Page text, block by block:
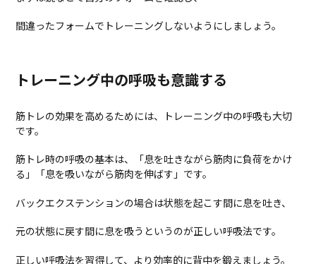
間違ったフォームでトレーニングしないようにしましょう。
トレーニング中の呼吸も意識する
筋トレの効果を高めるためには、トレーニング中の呼吸も大切
です。
筋トレ時の呼吸の基本は、「息を吐きながら筋肉に負荷をかけ
る」「息を吸いながら筋肉を伸ばす」です。
バックエクステンションの場合は状態を起こす間に息を吐き、
元の状態に戻す間に息を吸うというのが正しい呼吸法です。
正しい呼吸法を習得して、より効率的に背中を鍛えましょう。